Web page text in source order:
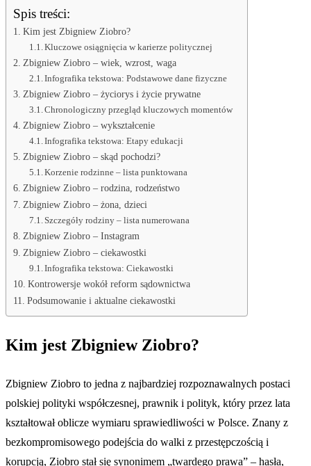
Spis treści:
Kim jest Zbigniew Ziobro?
Kluczowe osiągnięcia w karierze politycznej
Zbigniew Ziobro – wiek, wzrost, waga
Infografika tekstowa: Podstawowe dane fizyczne
Zbigniew Ziobro – życiorys i życie prywatne
Chronologiczny przegląd kluczowych momentów
Zbigniew Ziobro – wykształcenie
Infografika tekstowa: Etapy edukacji
Zbigniew Ziobro – skąd pochodzi?
Korzenie rodzinne – lista punktowana
Zbigniew Ziobro – rodzina, rodzeństwo
Zbigniew Ziobro – żona, dzieci
Szczegóły rodziny – lista numerowana
Zbigniew Ziobro – Instagram
Zbigniew Ziobro – ciekawostki
Infografika tekstowa: Ciekawostki
Kontrowersje wokół reform sądownictwa
Podsumowanie i aktualne ciekawostki
Kim jest Zbigniew Ziobro?
Zbigniew Ziobro to jedna z najbardziej rozpoznawalnych postaci
polskiej polityki współczesnej, prawnik i polityk, który przez lata
kształtował oblicze wymiaru sprawiedliwości w Polsce. Znany z
bezkompromisowego podejścia do walki z przestępczością i
korupcją, Ziobro stał się synonimem „twardego prawa” – hasła,